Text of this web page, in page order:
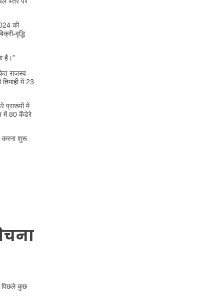
की
वृद्धि
है।”
राजस्व
में 23
प्रारूपों में
में 80 कैंडेरे
करना शुरू
पिछले कुछ